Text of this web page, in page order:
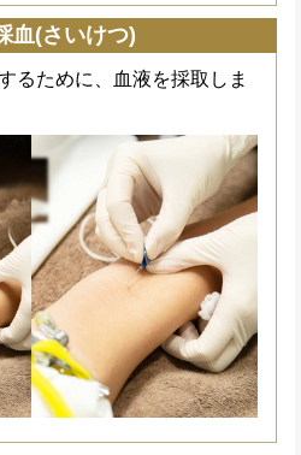
血(さいけつ)
るために、血液を採取しま